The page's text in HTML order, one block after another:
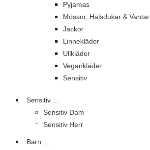
Pyjamas
Mössor, Halsdukar & Vantar
Jackor
Linnekläder
Ullkläder
Vegankläder
Sensitiv
Sensitiv
Sensitiv Dam
Sensitiv Herr
Barn